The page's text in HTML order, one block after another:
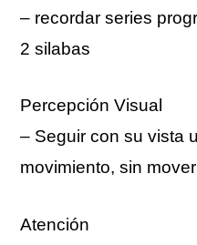
– recordar series
2 silabas
Percepción Visual
– Seguir con su vista
movimiento, sin
Atención